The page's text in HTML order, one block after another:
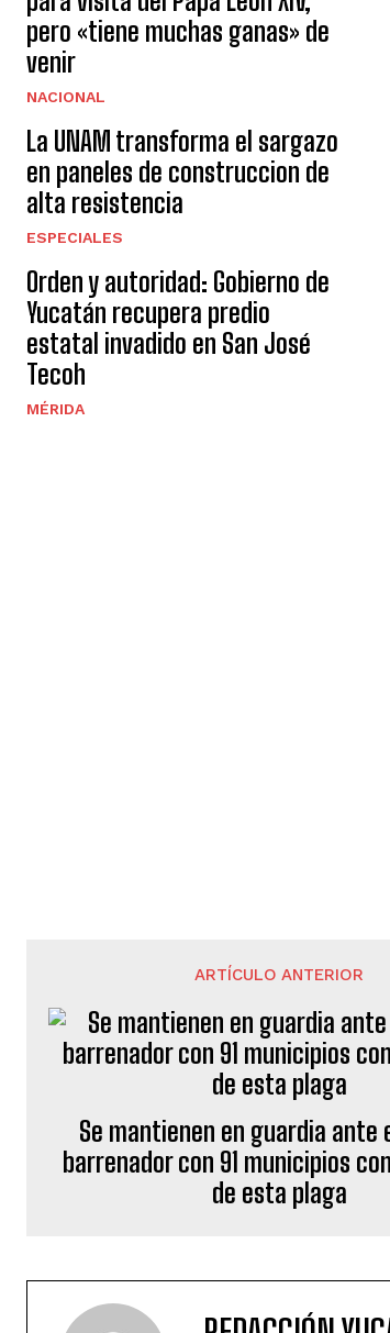
pero «tiene muchas ganas» de
venir
NACIONAL
La UNAM transforma el sargazo
en paneles de construccion de
alta resistencia
ESPECIALES
Orden y autoridad: Gobierno de
Yucatán recupera predio
estatal invadido en San José
Tecoh
MÉRIDA
ARTÍCULO ANTERIOR
Se mantienen en guardia ante
barrenador con 91 municipios
de esta plaga